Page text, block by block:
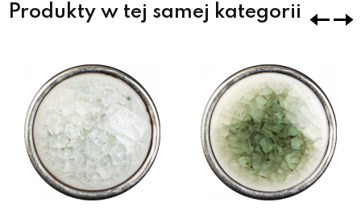
Produkty w tej samej kategorii